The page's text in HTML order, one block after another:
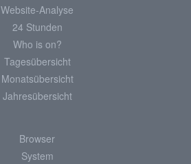
Website-Analyse
24 Stunden
Who is on?
Tagesübersicht
Monatsübersicht
Jahresübersicht
Browser
System